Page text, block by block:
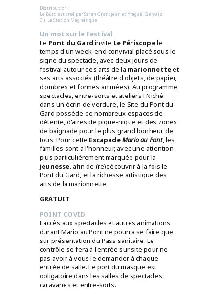
Distribution :
Le Büro est créé par Sarah Grandjean et Yragaël Gervais.
Cie La Station Magnétique
Un mot sur le Festival
Le Pont du Gard invite Le Périscopele
temps d'un week-end convivial placé sous le
signe du spectacle, avec deux jours de
festival autour des arts de la marionnetteet
ses arts associés (théâtre d'objets, de papier,
d'ombres et formes animées). Au programme,
spectacles, entre-sorts et ateliers ! Niché
dans un écrin de verdure, le Site du Pont du
Gard possède de nombreux espaces de
détente, d'aires de pique-nique et des zones
de baignade pour le plus grand bonheur de
tous. Pour cette EscapadeMario au Pont, les
familles sont à l'honneur, avec une attention
plus particulièrement marquée pour la
jeunesse, afin de (re)découvrir à la fois le
Pont du Gard, et la richesse artistique des
arts de la marionnette.
GRATUIT
POINT COVID
L'accès aux spectacles et autres animations
durant Mario au Pont ne pourra se faire que
sur présentation du Pass sanitaire. Le
contrôle se fera à l'entrée sur site pour ne
pas avoir à vous le demander à chaque
entrée de salle. Le port du masque est
obligatoire dans les salles de spectacles,
caravanes et entre-sorts.